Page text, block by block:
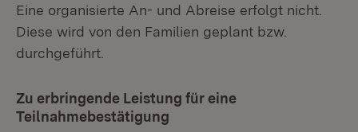
Eine organisierte An- und Abreise erfolgt nicht.
Diese wird von den Familien geplant bzw.
durchgeführt.
Zu erbringende Leistung für eine
Teilnahmebestätigung